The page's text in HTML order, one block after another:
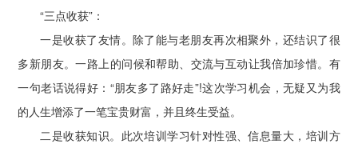
“三点收获”：
一是收获了友情。除了能与老朋友再次相聚外，还结识了很
多新朋友。一路上的问候和帮助、交流与互动让我倍加珍惜。有
一句老话说得好：“朋友多了路好走”!这次学习机会，无疑又为我
的人生增添了一笔宝贵财富，并且终生受益。
二是收获知识。此次培训学习针对性强、信息量大，培训方